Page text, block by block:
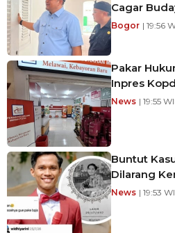
Cagar
Bogor | 19:56
Pakar
Inpres
News | 19:55
Buntut
Dilarang
News | 19:53